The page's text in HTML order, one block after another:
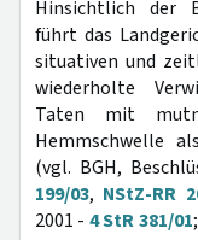
Hinsichtlich der
führt das
situativen und
wiederholte
Taten mit
Hemmschwelle
(vgl. BGH,
199/03, NStZ-RR
2001 - 4 StR 381/01